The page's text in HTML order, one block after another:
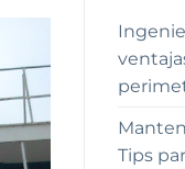
Tips